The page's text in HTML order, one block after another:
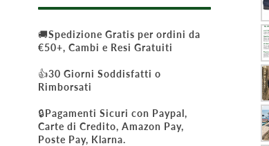
🚚Spedizione Gratis per ordini da
€50+, Cambi e Resi Gratuiti
👍30 Giorni Soddisfatti o
Rimborsati
🔒Pagamenti Sicuri con Paypal,
Carte di Credito, Amazon Pay,
Poste Pay, Klarna.